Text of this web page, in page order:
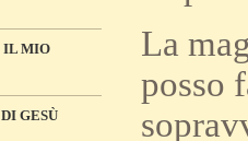
IL MIO
GESÙ
La
posso